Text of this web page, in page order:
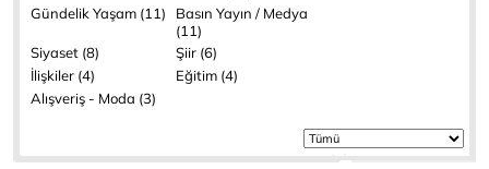
Gündelik Yaşam (11)
Basın Yayın / Medya
(11)
Siyaset (8)
Şiir (6)
İlişkiler (4)
Eğitim (4)
Alışveriş - Moda (3)